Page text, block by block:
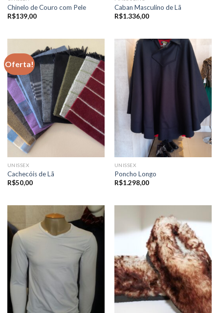
Chinelo de Couro com Pele
R$139,00
Caban Masculino de Lã
R$1.336,00
Oferta!
UNISSEX
Cachecóis de Lã
R$50,00
UNISSEX
Poncho Longo
R$1.298,00